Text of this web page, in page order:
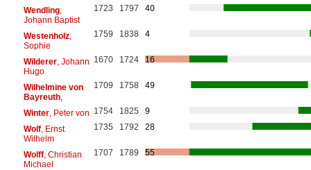
Wendling,
Johann Baptist
1723 1797 40
Westenholz,
Sophie
1759 1838 4
Wilderer, Johann
Hugo
1670 1724 16
Wilhelmine von
Bayreuth,
1709 1758 49
Winter, Peter von 1754 1825
9
Wolf, Ernst
Wilhelm
1735 1792 28
Wolff, Christian
Michael
1707 1789 55